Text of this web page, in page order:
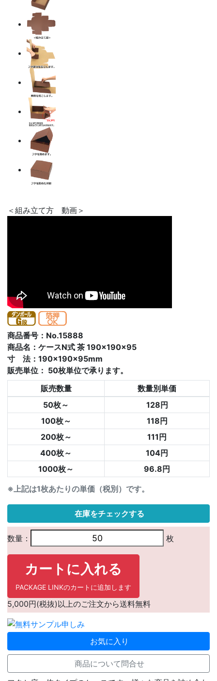
＜組み立て方 動画＞
商品番号：No.15888
商品名：ケースN式 茶 190×190×95
寸 法：190×190×95mm
販売単位： 50枚単位で承ります。
※上記は1枚あたりの単価（税別）です。
販売数量
数量別単価
50枚～
128円
100枚～
118円
200枚～
111円
400枚～
104円
1000枚～
96.8円
在庫をチェックする
数量： 枚
カートに入れる
PACKAGE LINKのカートに追加します
5,000円(税抜)以上のご注文から送料無料
お気に入り
商品について問合せ